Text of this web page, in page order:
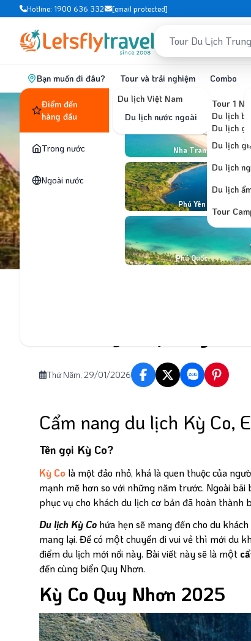
Hotline: 1900 636 332 [email protected]
Bạn muốn đi đâu?
Điểm đến
hàng đầu
Trong nước
Ngoài nước
Nha Trang
Phú Yên
Phú Quốc
Tour và trải nghiệm
Du lịch Việt Nam
Tour 1
Du lịch
Du lịch
Du lịch
Du lịch
Du lịch
Tour
Du lịch nước ngoài
Combo
Thứ Năm, 29/01/2026
Cẩm nang du lịch Kỳ Co,
Tên gọi Kỳ Co?
Kỳ Co là một đảo nhỏ, khá là quen thuộc của
mạnh mẽ hơn so với những năm trước. Ngoài
phục vụ cho khách du lịch cơ bản đã hoàn thành
Du lịch Kỳ Co hứa hẹn sẽ mang đến cho du
mang lại. Để có một chuyển đi vui vẻ thì mới du
điểm du lịch mới nổi này. Bài viết này sẽ là một
đến cùng biển Quy Nhơn.
Kỳ Co Quy Nhơn 2025